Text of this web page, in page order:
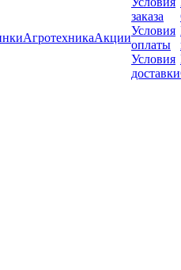
АгротехникаАкции
заказа
Условия
оплаты
Условия
доставки